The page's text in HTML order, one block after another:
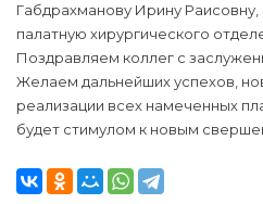
Габдрахманову Ирину
палатную хирургического
Поздравляем коллег с
Желаем дальнейших успехов,
реализации всех намеченных
будет стимулом к новым